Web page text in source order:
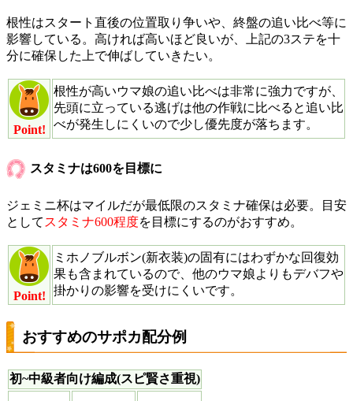
根性はスタート直後の位置取り争いや、終盤の追い比べ等に
影響している。高ければ高いほど良いが、上記の3ステを十
分に確保した上で伸ばしていきたい。
Point!
根性が高いウマ娘の追い比べは非常に強力ですが、
先頭に立っている逃げは他の作戦に比べると追い比
べが発生しにくいので少し優先度が落ちます。
スタミナは600を目標に
ジェミニ杯はマイルだが最低限のスタミナ確保は必要。目安
として スタミナ600程度を目標にするのがおすすめ。
Point!
ミホノブルボン(新衣装)の固有にはわずかな回復効
果も含まれているので、他のウマ娘よりもデバフや
掛かりの影響を受けにくいです。
おすすめのサポカ配分例
初~中級者向け編成(スピ賢さ重視)